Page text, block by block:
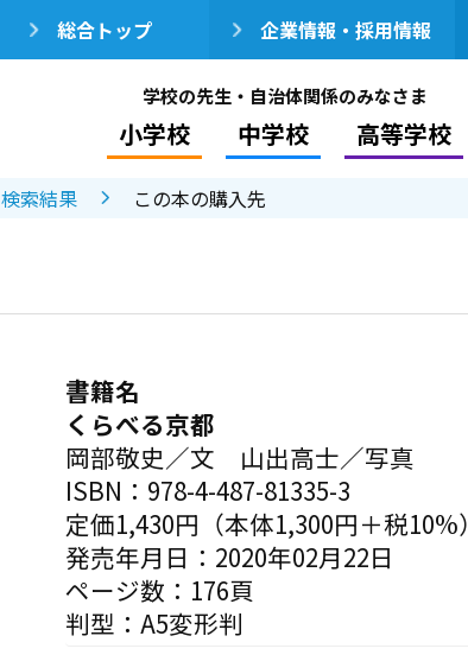
総合トップ 企業情報・採用情報
学校の先生・自治体関係のみなさま
小学校 中学校 高等学校
検索結果 この本の購入先
書籍名
くらべる京都
岡部敬史／文 山出高士／写真
ISBN：978-4-487-81335-3
定価1,430円（本体1,300円＋税10%）
発売年月日：2020年02月22日
ページ数：176頁
判型：A5変形判